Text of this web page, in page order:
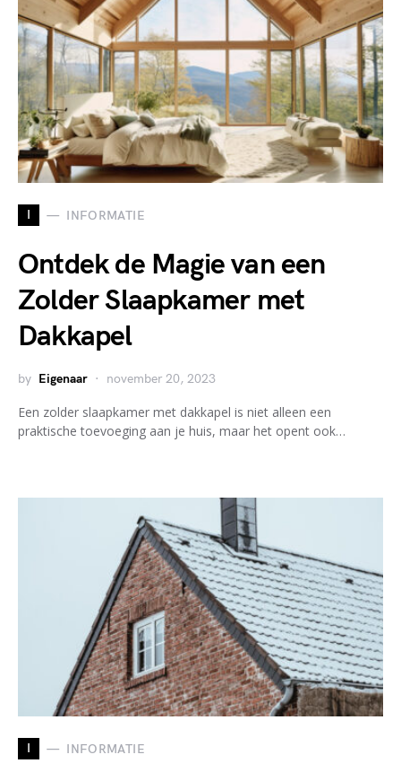
I INFORMATIE
Ontdek de Magie van een
Zolder Slaapkamer met
Dakkapel
by Eigenaar november 20, 2023
Een zolder slaapkamer met dakkapel is niet alleen een
praktische toevoeging aan je huis, maar het opent ook…
I INFORMATIE